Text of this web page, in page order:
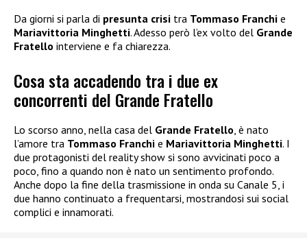
Da giorni si parla di presunta crisi tra Tommaso Franchi e
Mariavittoria Minghetti. Adesso però l’ex volto del Grande
Fratello interviene e fa chiarezza.
Cosa sta accadendo tra i due ex
concorrenti del Grande Fratello
Lo scorso anno, nella casa del Grande Fratello, è nato
l’amore tra Tommaso Franchi e Mariavittoria Minghetti. I
due protagonisti del reality show si sono avvicinati poco a
poco, fino a quando non è nato un sentimento profondo.
Anche dopo la fine della trasmissione in onda su Canale 5, i
due hanno continuato a frequentarsi, mostrandosi sui social
complici e innamorati.